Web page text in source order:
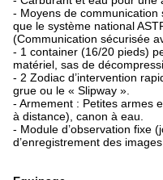
- Moyens de communication
que le système national
(Communication sécurisée
- 1 container (16/20 pieds)
matériel, sas de
- 2 Zodiac d’intervention
grue ou le « Slipway ».
- Armement : Petites armes
à distance), canon à eau.
- Module d’observation fixe
d’enregistrement des